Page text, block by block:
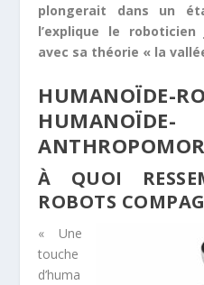
plongerait dans un
l’explique le
avec sa théorie « la
HUMANOÏDE-
À QUOI
ROBOTS
« Une
touche
d’huma